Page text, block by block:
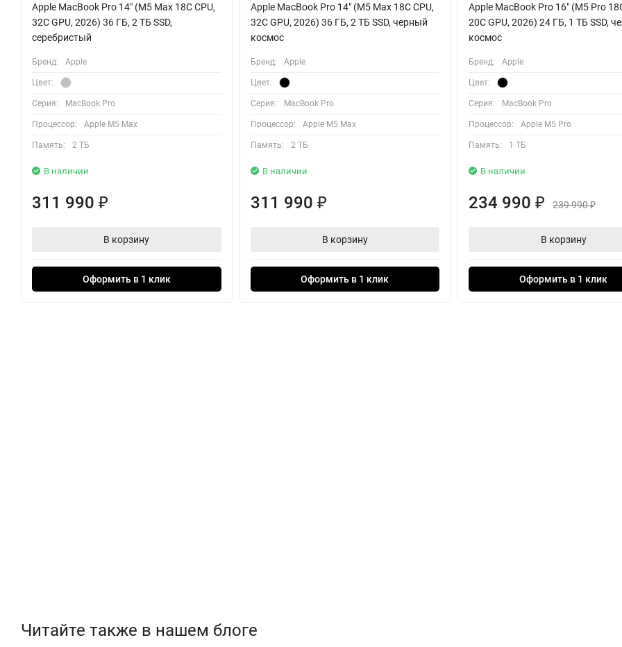
Apple MacBook Pro 14" (M5 Max 18C CPU,
32C GPU, 2026) 36 ГБ, 2 ТБ SSD,
серебристый
Бренд: Apple
Цвет:
Серия: MacBook Pro
Процессор: Apple M5 Max
Память: 2 ТБ
В наличии
311 990 ₽
В корзину
Оформить в 1 клик
Apple MacBook Pro 14" (M5 Max 18C CPU,
32C GPU, 2026) 36 ГБ, 2 ТБ SSD, черный
космос
Бренд: Apple
Цвет:
Серия: MacBook Pro
Процессор: Apple M5 Max
Память: 2 ТБ
В наличии
311 990 ₽
В корзину
Оформить в 1 клик
Apple MacBook Pro 16" (M5 Pro
20C GPU, 2026) 24 ГБ, 1 ТБ SSD,
космос
Бренд: Apple
Цвет:
Серия: MacBook Pro
Процессор: Apple M5 Pro
Память: 1 ТБ
В наличии
234 990₽ 239 990₽
В корзину
Оформить в 1 клик
Читайте также в нашем блоге